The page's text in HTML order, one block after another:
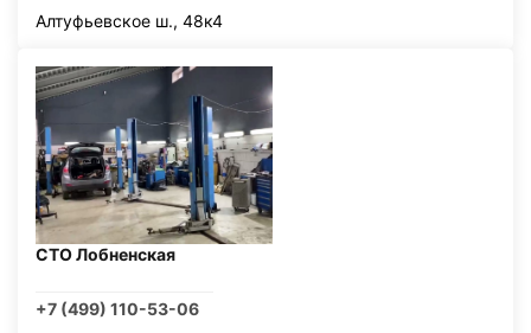
Алтуфьевское ш., 48к4
СТО Лобненская
+7 (499) 110-53-06